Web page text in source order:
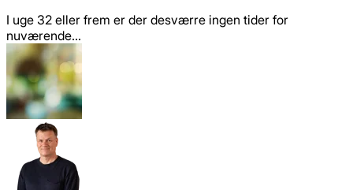
I uge 32 eller frem er der desværre ingen tider for
nuværende...